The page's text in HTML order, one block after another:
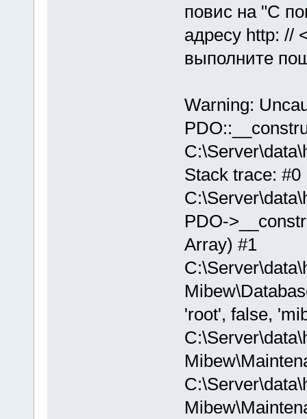
повис на "С
адресу http: //
выполните
Warning:
Stack trace: #0
PDO-
Array) #1
'root', false,